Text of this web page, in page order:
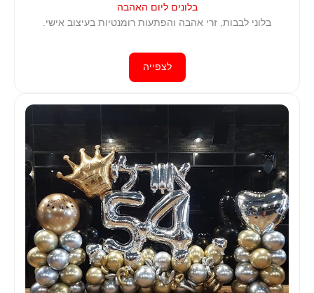
בלונים ליום האהבה
בלוני לבבות, זרי אהבה והפתעות רומנטיות בעיצוב אישי.
לצפייה